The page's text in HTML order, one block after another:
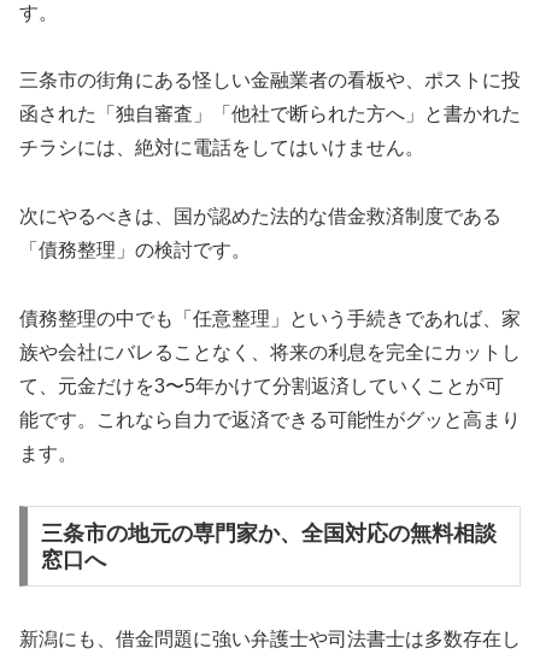
す。
三条市の街角にある怪しい金融業者の看板や、ポストに投
函された「独自審査」「他社で断られた方へ」と書かれた
チラシには、絶対に電話をしてはいけません。
次にやるべきは、国が認めた法的な借金救済制度である
「債務整理」の検討です。
債務整理の中でも「任意整理」という手続きであれば、家
族や会社にバレることなく、将来の利息を完全にカットし
て、元金だけを3〜5年かけて分割返済していくことが可
能です。これなら自力で返済できる可能性がグッと高まり
ます。
三条市の地元の専門家か、全国対応の無料相談
窓口へ
新潟にも、借金問題に強い弁護士や司法書士は多数存在し